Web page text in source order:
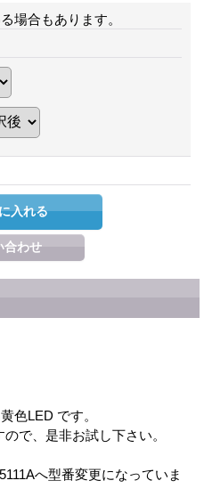
場合もあります。
色LED です。
で、是非お試し下さい。
へ型番変更になっていま